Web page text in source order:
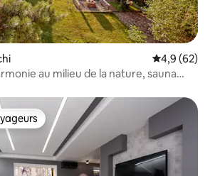
Évaluation
4,9 (62)
au milieu de la nature, sauna